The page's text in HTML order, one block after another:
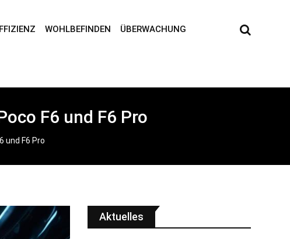
WOHLBEFINDEN ÜBERWACHUNG
F6 und F6 Pro
und F6 Pro
Aktuelles